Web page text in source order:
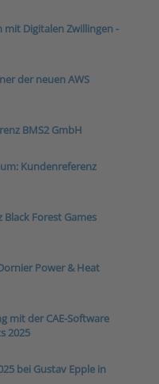
mit Digitalen Zwillingen -
der neuen AWS
BMS2 GmbH
Kundenreferenz
Forest Games
Power & Heat
mit der CAE-Software
2025
bei Gustav Epple in